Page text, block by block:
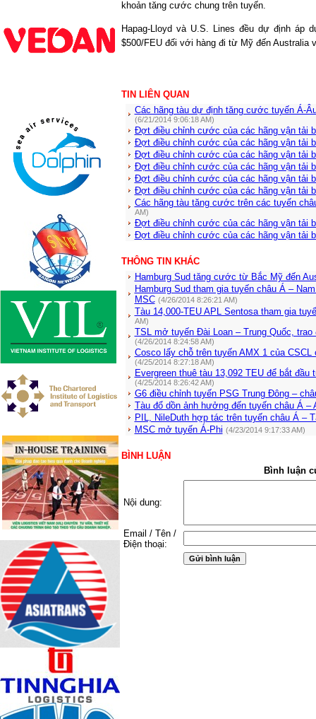
khoản tăng cước chung trên tuyến.
Hapag-Lloyd và U.S. Lines đều dự định áp
$500/FEU đối với hàng đi từ Mỹ đến Australia
TIN LIÊN QUAN
Các hãng tàu dự định tăng cước tuyến Á-
(6/21/2014 9:06:18 AM)
Đợt điều chỉnh cước của các hãng vận tải
Đợt điều chỉnh cước của các hãng vận tải
Đợt điều chỉnh cước của các hãng vận tải
Đợt điều chỉnh cước của các hãng vận tải
Đợt điều chỉnh cước của các hãng vận tải
Đợt điều chỉnh cước của các hãng vận tải
Các hãng tàu tăng cước trên các tuyến
AM)
Đợt điều chỉnh cước của các hãng vận tải
Đợt điều chỉnh cước của các hãng vận tải
THÔNG TIN KHÁC
Hamburg Sud tăng cước từ Bắc Mỹ đến
Hamburg Sud tham gia tuyến châu Á –
MSC (4/26/2014 8:26:21 AM)
Tàu 14,000-TEU APL Sentosa tham gia
AM)
TSL mở tuyến Đài Loan – Trung Quốc,
(4/26/2014 8:24:58 AM)
Cosco lấy chỗ trên tuyến AMX 1 của
(4/25/2014 8:27:18 AM)
Evergreen thuê tàu 13,092 TEU để bắt
(4/25/2014 8:26:42 AM)
G6 điều chỉnh tuyến PSG Trung Đông –
Tàu đổ dồn ảnh hưởng đến tuyến châu Á –
PIL, NileDuth hợp tác trên tuyến châu Á –
MSC mở tuyến Á-Phi (4/23/2014 9:17:33 AM)
BÌNH LUẬN
Bình luận
Nội dung:
Email / Tên /
Điện thoại: